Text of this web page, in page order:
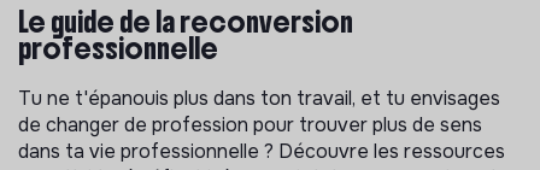
Le guide de la reconversion
professionnelle
Tu ne t'épanouis plus dans ton travail, et tu envisages
de changer de profession pour trouver plus de sens
dans ta vie professionnelle ? Découvre les ressources